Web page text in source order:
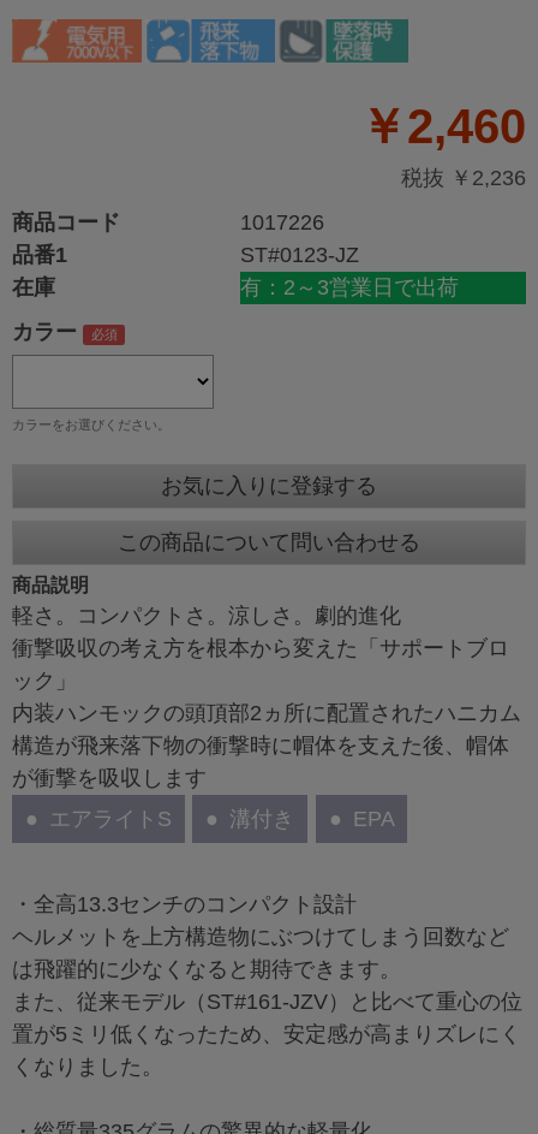
￥2,460
税抜 ￥2,236
商品コード
1017226
品番1
ST#0123-JZ
在庫
有：2～3営業日で出荷
カラー
カラーをお選びください。
お気に入りに登録する
この商品について問い合わせる
商品説明
軽さ。コンパクトさ。涼しさ。劇的進化
衝撃吸収の考え方を根本から変えた「サポートブロ
ック」
内装ハンモックの頭頂部2ヵ所に配置されたハニカム
構造が飛来落下物の衝撃時に帽体を支えた後、帽体
が衝撃を吸収します
エアライトS
溝付き EPA
・全高13.3センチのコンパクト設計
ヘルメットを上方構造物にぶつけてしまう回数など
は飛躍的に少なくなると期待できます。
また、従来モデル（ST#161-JZV）と比べて重心の位
置が5ミリ低くなったため、安定感が高まりズレにく
くなりました。